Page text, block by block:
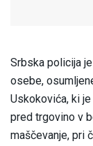
Srbska policija
osebe,
Uskokovića, ki
pred trgovino v
maščevanje, pri